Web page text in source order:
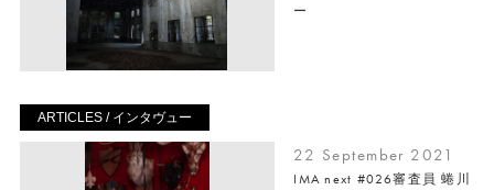
ー
ARTICLES / インタヴュー
22 September 2021
IMA next #026審査員 蜷川